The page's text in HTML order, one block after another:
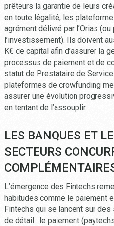
prêteurs la garantie de leurs
en toute légalité, les
agrément délivré par l’Orias (ou
l’investissement). Ils doivent
K€ de capital afin d’assurer la
processus de paiement et de
statut de Prestataire de
plateformes de crowfunding
assurer une évolution
en tentant de l’assouplir.
LES BANQUES ET
SECTEURS
L’émergence des Fintechs
habitudes comme le paiement
Fintechs qui se lancent sur
de détail : le paiement